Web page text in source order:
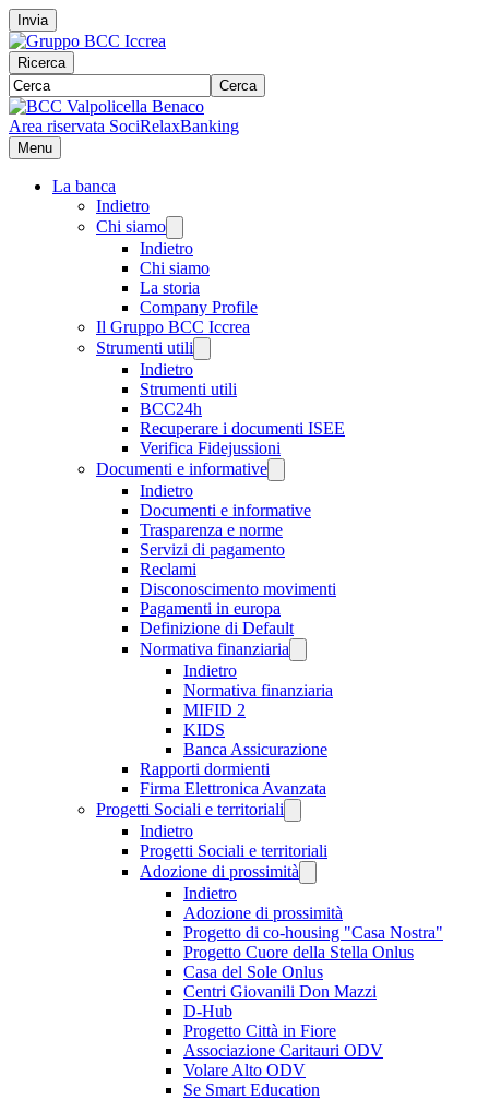
Invia
Ricerca
Cerca
Area riservata SociRelaxBanking
Menu
La banca
Indietro
Chi siamo
Indietro
Chi siamo
La storia
Company Profile
Il Gruppo BCC Iccrea
Strumenti utili
Indietro
Strumenti utili
BCC24h
Recuperare i documenti ISEE
Verifica Fidejussioni
Documenti e informative
Indietro
Documenti e informative
Trasparenza e norme
Servizi di pagamento
Reclami
Disconoscimento movimenti
Pagamenti in europa
Definizione di Default
Normativa finanziaria
Indietro
Normativa finanziaria
MIFID 2
KIDS
Banca Assicurazione
Rapporti dormienti
Firma Elettronica Avanzata
Progetti Sociali e territoriali
Indietro
Progetti Sociali e territoriali
Adozione di prossimità
Indietro
Adozione di prossimità
Progetto di co-housing "Casa Nostra"
Progetto Cuore della Stella Onlus
Casa del Sole Onlus
Centri Giovanili Don Mazzi
D-Hub
Progetto Città in Fiore
Associazione Caritauri ODV
Volare Alto ODV
Se Smart Education